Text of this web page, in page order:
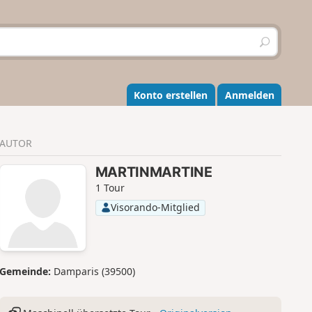
S
u
h
e
n
Konto erstellen Anmelden
AUTOR
MARTINMARTINE
1 Tour
Visorando-Mitglied
Gemeinde: Damparis (39500)